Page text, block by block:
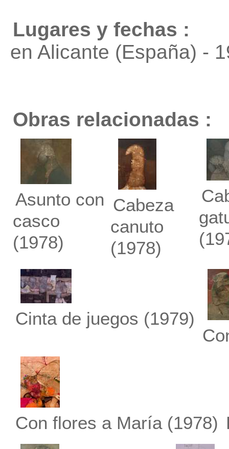
Lugares y fechas :
en Alicante (España) -
Obras relacionadas :
Asunto con
casco
(1978)
Cabeza
canuto
(1978)
Cinta de juegos (1979)
Con flores a María(1978)